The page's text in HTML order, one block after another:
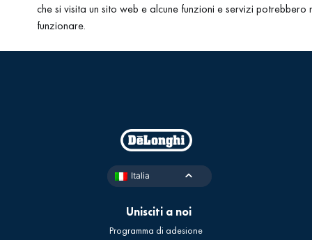
che si visita un sito web e alcune funzioni e servizi potrebbero
funzionare.
Italia
Unisciti a noi
Programma di adesione